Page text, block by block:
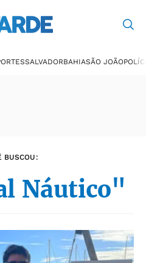
SALVADORBAHIASÃO JOÃO
BUSCOU:
Náutico"